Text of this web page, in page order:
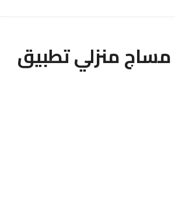
منزلي تطبيق